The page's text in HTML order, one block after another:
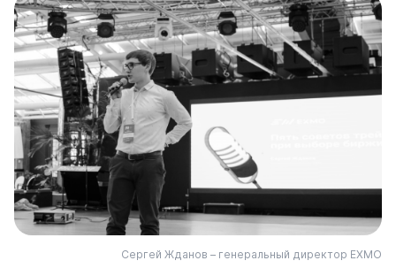
Сергей Жданов – генеральный директор EXMO